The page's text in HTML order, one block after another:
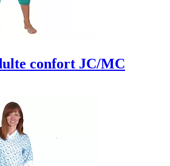
confort JC/MC